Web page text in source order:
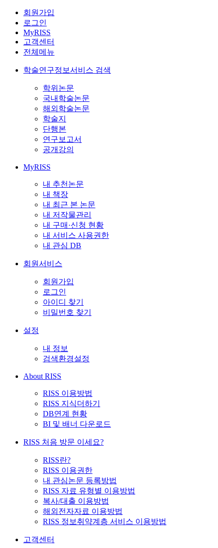
회원가입
로그인
MyRISS
고객센터
전체메뉴
학술연구정보서비스 검색
학위논문
국내학술논문
해외학술논문
학술지
단행본
연구보고서
공개강의
MyRISS
내 추천논문
내 책장
내 최근 본 논문
내 저작물관리
내 구매·신청 현황
내 서비스 사용권한
내 관심 DB
회원서비스
회원가입
로그인
아이디 찾기
비밀번호 찾기
설정
내 정보
검색환경설정
About RISS
RISS 이용방법
RISS 지식더하기
DB연계 현황
BI 및 배너 다운로드
RISS 처음 방문 이세요?
RISS란?
RISS 이용권한
내 관심논문 등록방법
RISS 자료 유형별 이용방법
복사/대출 이용방법
해외전자자료 이용방법
RISS 정보취약계층 서비스 이용방법
고객센터